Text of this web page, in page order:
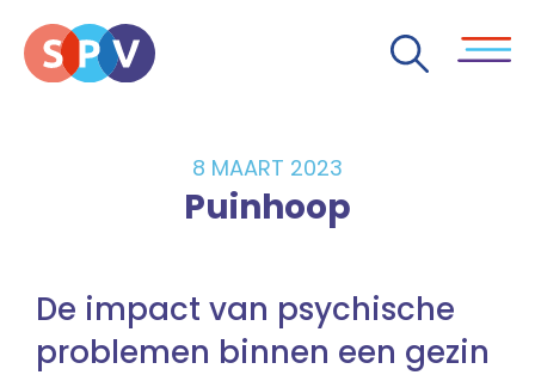
8 MAART 2023
Puinhoop
De impact van psychische
problemen binnen een gezin